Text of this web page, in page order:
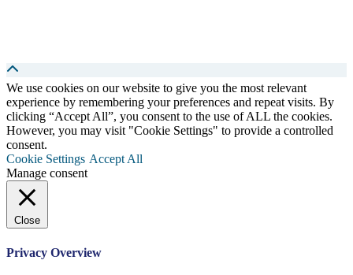
We use cookies on our website to give you the most relevant
experience by remembering your preferences and repeat visits. By
clicking “Accept All”, you consent to the use of ALL the cookies.
However, you may visit "Cookie Settings" to provide a controlled
consent.
Cookie Settings Accept All
Manage consent
Close
Privacy Overview